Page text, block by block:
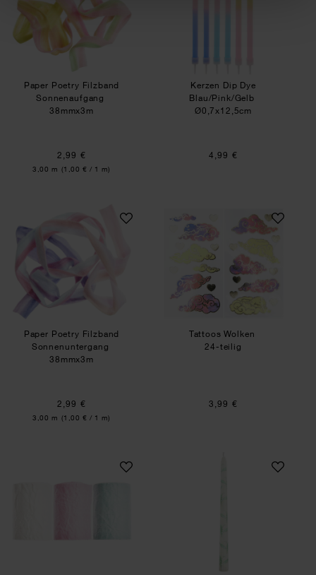
Paper Poetry Filzband
Sonnenaufgang
38mmx3m
2,99 €
Inhalt:
3,00 m (1,00 € / 1 m)
Kerzen Dip Dye
Blau/Pink/Gelb
Ø0,7x12,5cm
4,99 €
Paper Poetry Filzband
Sonnenuntergang
38mmx3m
2,99 €
Inhalt:
3,00 m (1,00 € / 1 m)
Tattoos Wolken
24-teilig
3,99 €